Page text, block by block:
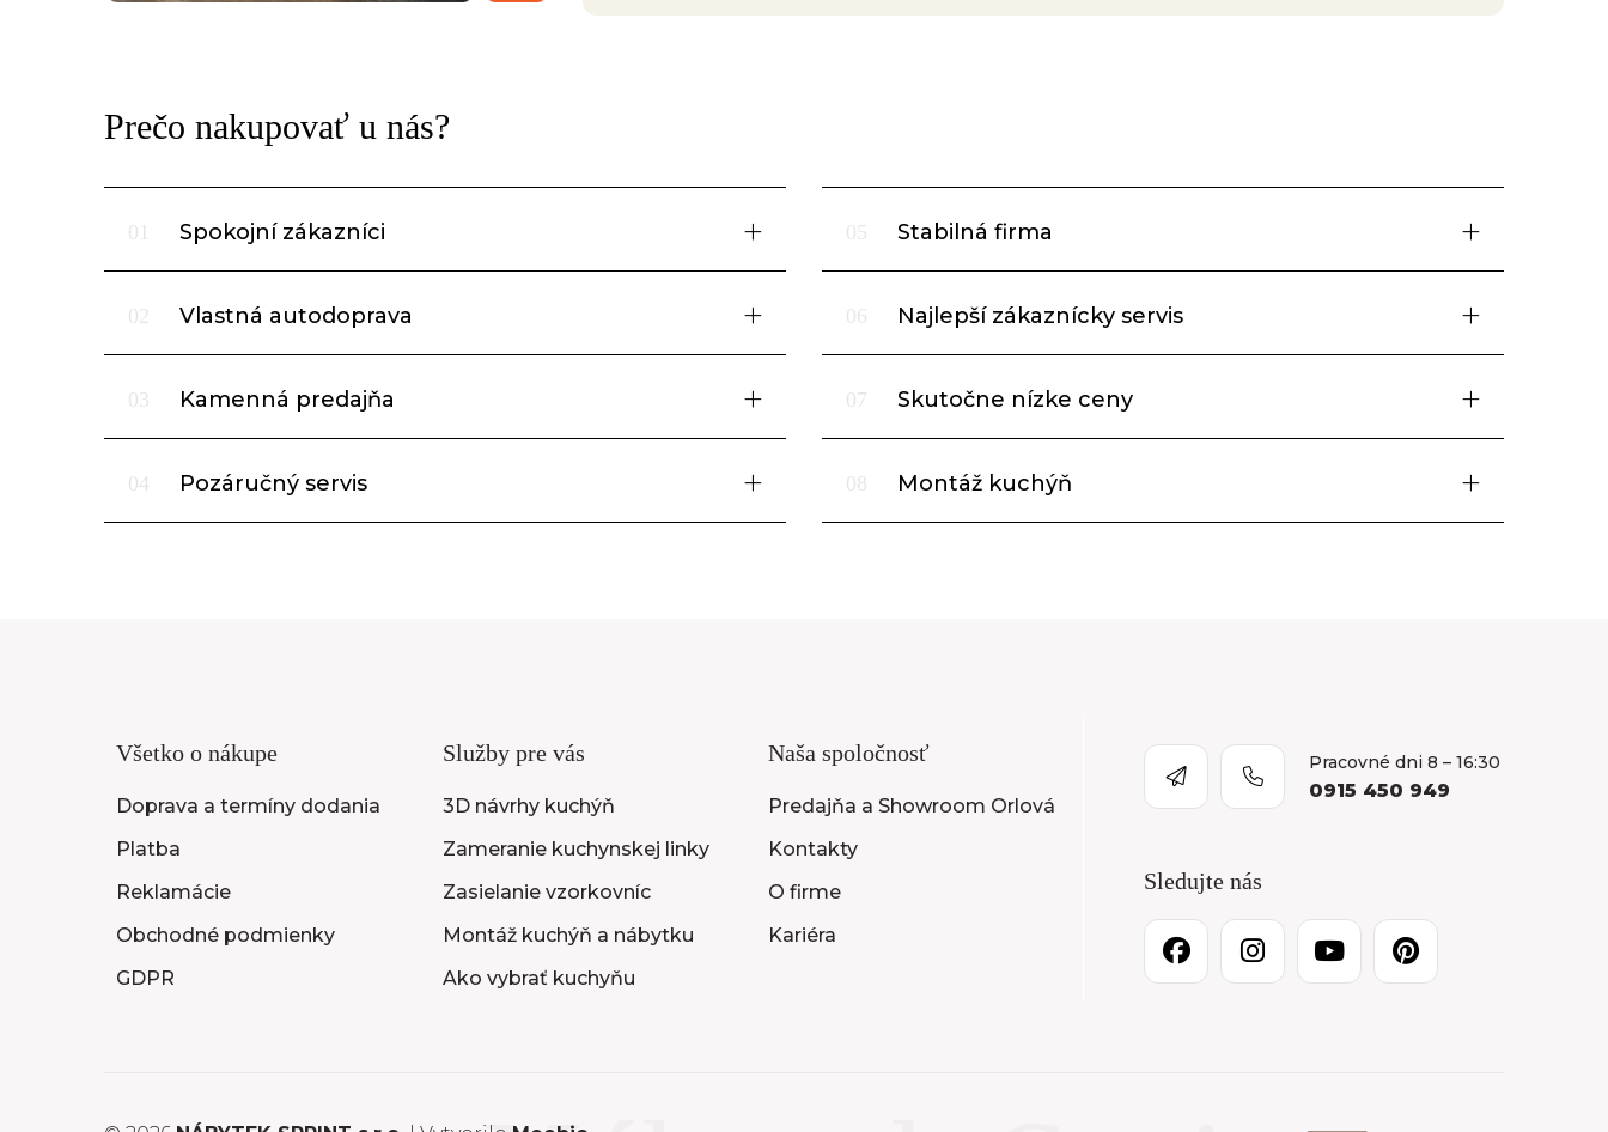
Prečo nakupovať u nás?
01 Spokojní zákazníci
02 Vlastná autodoprava
03 Kamenná predajňa
04 Pozáručný servis
05 Stabilná firma
06 Najlepší zákaznícky servis
07 Skutočne nízke ceny
08 Montáž kuchýň
Všetko o nákupe
Doprava a termíny dodania
Platba
Reklamácie
Obchodné podmienky
GDPR
Služby pre vás
3D návrhy kuchýň
Zameranie kuchynskej linky
Zasielanie vzorkovníc
Montáž kuchýň a nábytku
Ako vybrať kuchyňu
Naša spoločnosť
Predajňa a Showroom Orlová
Kontakty
O firme
Kariéra
Pracovné dni 8 – 16:30
0915 450 949
Sledujte nás